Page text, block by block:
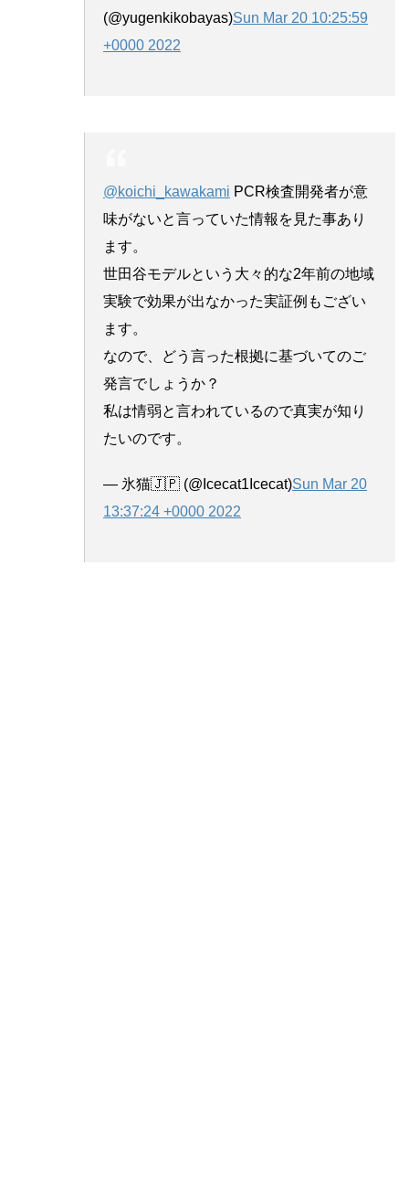
(@yugenkikobayas)Sun Mar 20 10:25:59
+0000 2022
@koichi_kawakami PCR検査開発者が意
味がないと言っていた情報を見た事あり
ます。
世田谷モデルという大々的な2年前の地域
実験で効果が出なかった実証例もござい
ます。
なので、どう言った根拠に基づいてのご
発言でしょうか？
私は情弱と言われているので真実が知り
たいのです。
— 氷猫🇯🇵 (@Icecat1Icecat)Sun Mar 20
13:37:24 +0000 2022